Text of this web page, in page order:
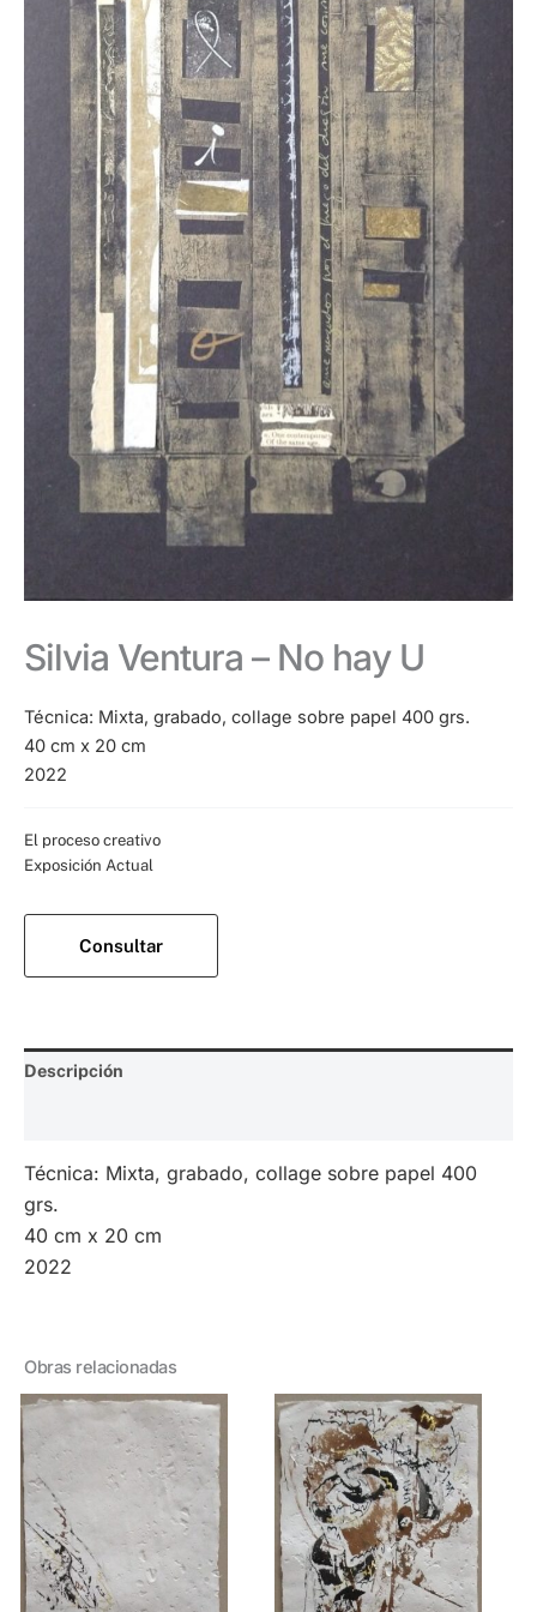
Silvia Ventura – No hay U
Técnica: Mixta, grabado, collage sobre papel 400 grs.
40 cm x 20 cm
2022
El proceso creativo
Exposición Actual
Consultar
Descripción
Técnica: Mixta, grabado, collage sobre papel 400
grs.
40 cm x 20 cm
2022
Obras relacionadas